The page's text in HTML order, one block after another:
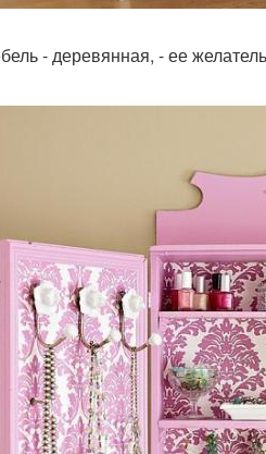
- деревянная, - ее